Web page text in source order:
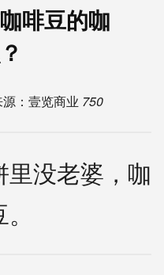
啡豆的咖
：壹览商业 750
没老婆，咖